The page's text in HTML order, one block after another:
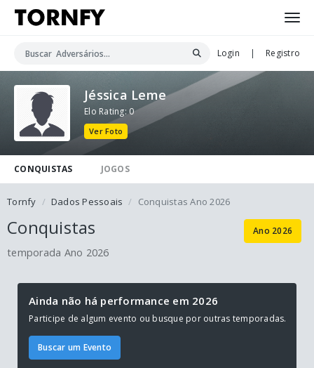
Login | Registro
Jéssica Leme
Elo Rating: 0
Ver Foto
CONQUISTAS JOGOS
Tornfy Dados Pessoais Conquistas Ano 2026
Conquistas
temporada Ano 2026
Ano 2026
Ainda não há performance em 2026
Participe de algum evento ou busque por outras temporadas.
Buscar um Evento